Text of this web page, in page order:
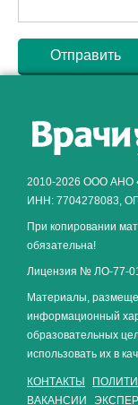
2010-2026 ООО АНО
ИНН: 7704278083,
При копировании
обязательна!
Лицензия № ЛО-77-
Материалы,
информационный
образовательных
использовать их в
КОНТАКТЫ
ВАКАНСИИ